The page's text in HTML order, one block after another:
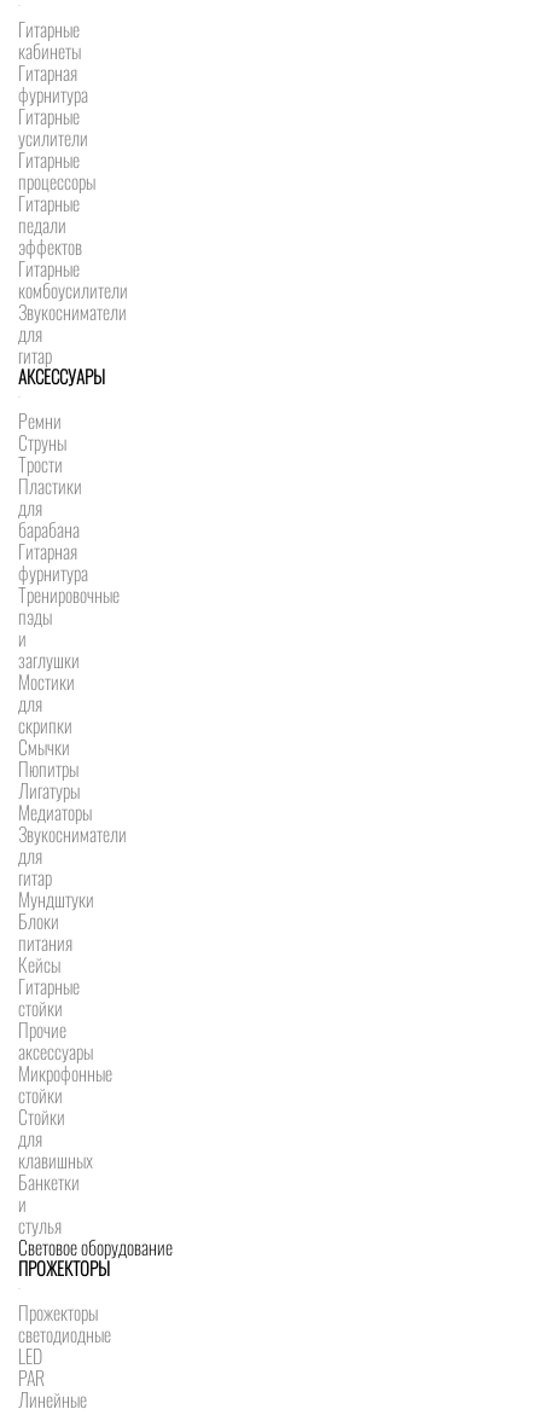
Гитарные
кабинеты
Гитарная
фурнитура
Гитарные
усилители
Гитарные
процессоры
Гитарные
педали
эффектов
Гитарные
комбоусилители
Звукосниматели
для
гитар
АКСЕССУАРЫ
Ремни
Струны
Трости
Пластики
для
барабана
Гитарная
фурнитура
Тренировочные
пэды
и
заглушки
Мостики
для
скрипки
Смычки
Пюпитры
Лигатуры
Медиаторы
Звукосниматели
для
гитар
Мундштуки
Блоки
питания
Кейсы
Гитарные
стойки
Прочие
аксессуары
Микрофонные
стойки
Стойки
для
клавишных
Банкетки
и
стулья
Световое оборудование
ПРОЖЕКТОРЫ
Прожекторы
светодиодные
LED
PAR
Линейные